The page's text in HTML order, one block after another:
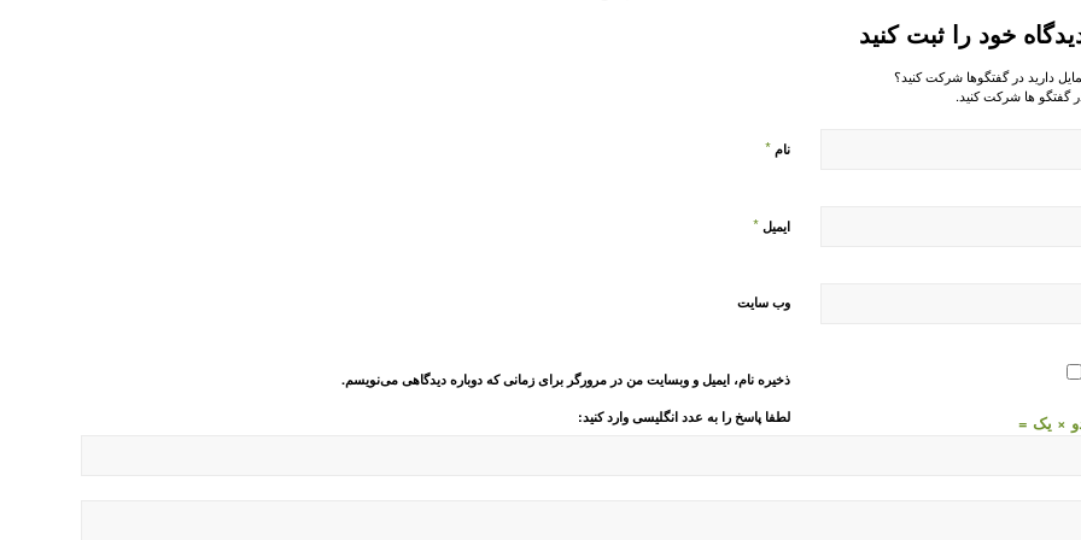
خود را ثبت کنید
دارید در گفتگوها شرکت کنید؟
گفتگو ها شرکت کنید.
نام *
ایمیل *
وب‌ سایت
ذخیره نام، ایمیل و وبسایت من در مرورگر برای زمانی که دوباره دیدگاهی می‌نویسم.
لطفا پاسخ را به عدد انگلیسی وارد کنید: × یک =